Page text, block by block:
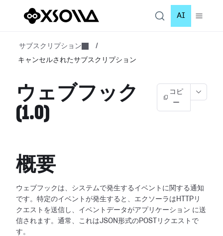
AI
サブスクリプション
/
キャンセルされたサブスクリプション
ウェブフック
(1.0)
コピ
ー
概要
ウェブフックは、システムで発生するイベントに関する通知
です。特定のイベントが発生すると、エクソーラはHTTPリ
クエストを送信し、イベントデータがアプリケーション に送
信されます。通常、これはJSON形式のPOSTリクエストで
す。